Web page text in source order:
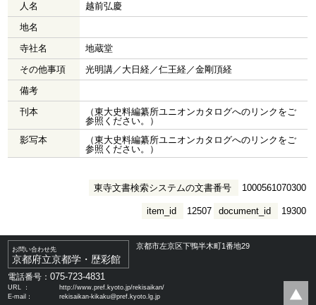
人名
越前弘慶
地名
寺社名
地蔵堂
その他事項
光明講／大日経／仁王経／金剛頂経
備考
刊本
（東大史料編纂所ユニオンカタログへのリンクをご
参照ください。）
影写本
（東大史料編纂所ユニオンカタログへのリンクをご
参照ください。）
東寺文書検索システムの文書番号 1000561070300
document_id 19300
item_id 12507
お問い合わせ先
京都府立京都学・歴彩館
京都市左京区下鴨半木町1番地29
電話番号：075-723-4831
URL ：
http://www.pref.kyoto.jp/rekisaikan/
E-mail：
rekisaikan-kikaku@pref.kyoto.lg.jp